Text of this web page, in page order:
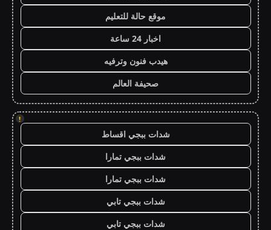
موقع حالة للتعليم
اخبار 24 ساعة
هيدب فنون وترفيه
صحيفة العالم
!
شدات ببجي اقساط
شدات ببجي تمارا
شدات ببجي تمارا
شدات ببجي تابي
شدات ببجي تابي